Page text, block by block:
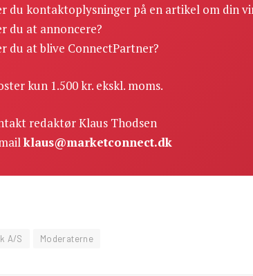
du kontaktoplysninger på en artikel om din
du at annoncere?
du at blive ConnectPartner?
kun 1.500 kr. ekskl. moms.
redaktør Klaus Thodsen
klaus@marketconnect.dk
A/S Moderaterne